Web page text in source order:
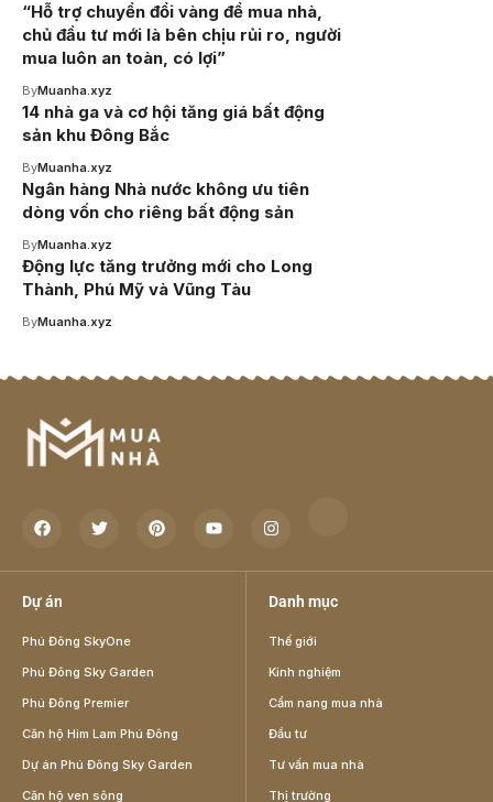
“Hỗ trợ chuyển đổi vàng để mua nhà,
chủ đầu tư mới là bên chịu rủi ro, người
mua luôn an toàn, có lợi”
ByMuanha.xyz
14 nhà ga và cơ hội tăng giá bất động
sản khu Đông Bắc
ByMuanha.xyz
Ngân hàng Nhà nước không ưu tiên
dòng vốn cho riêng bất động sản
ByMuanha.xyz
Động lực tăng trưởng mới cho Long
Thành, Phú Mỹ và Vũng Tàu
ByMuanha.xyz
Dự án
Phú Đông SkyOne
Phú Đông Sky Garden
Phú Đông Premier
Căn hộ Him Lam Phú Đông
Dự án Phú Đông Sky Garden
Căn hộ ven sông
Danh mục
Thế giới
Kinh nghiệm
Cẩm nang mua nhà
Đầu tư
Tư vấn mua nhà
Thị trường